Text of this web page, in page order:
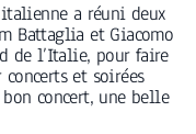
a réuni deux
Battaglia et Giacomo
de l’Italie, pour faire
et soirées
concert, une belle